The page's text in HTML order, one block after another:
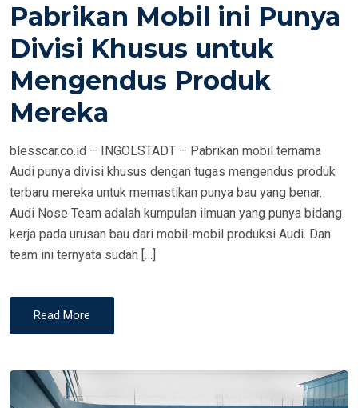
D
O
Pabrikan Mobil ini Punya
Divisi Khusus untuk
Mengendus Produk
Mereka
blesscar.co.id – INGOLSTADT – Pabrikan mobil ternama
Audi punya divisi khusus dengan tugas mengendus produk
terbaru mereka untuk memastikan punya bau yang benar.
Audi Nose Team adalah kumpulan ilmuan yang punya bidang
kerja pada urusan bau dari mobil-mobil produksi Audi. Dan
team ini ternyata sudah […]
Read More